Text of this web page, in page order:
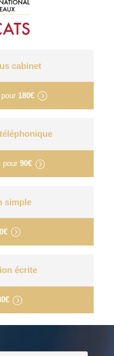
cabinet
pour 180€
pour 90€
simple
écrite